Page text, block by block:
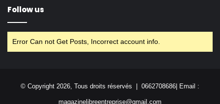
Follow us
Error Can not Get Posts, Incorrect account info.
© Copyright 2026, Tous droits réservés | 0662708686| Email :
magazinelibreentreprise@gmail.com